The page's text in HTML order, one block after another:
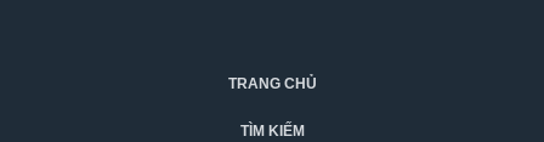
TRANG CHỦ
TÌM KIẾM